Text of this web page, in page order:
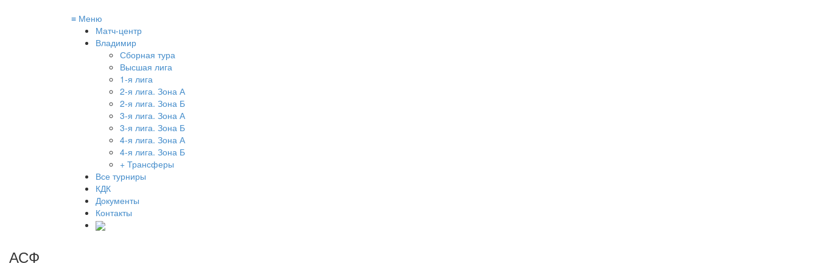
≡ Меню
Матч-центр
Владимир
Сборная тура
Высшая лига
1-я лига
2-я лига. Зона А
2-я лига. Зона Б
3-я лига. Зона А
3-я лига. Зона Б
4-я лига. Зона А
4-я лига. Зона Б
+ Трансферы
Все турниры
КДК
Документы
Контакты
АСФ